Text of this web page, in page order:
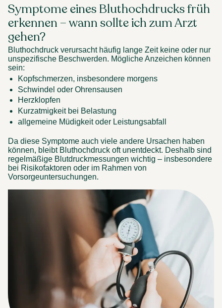
Symptome eines Bluthochdrucks früh
erkennen – wann sollte ich zum Arzt
gehen?
Bluthochdruck verursacht häufig lange Zeit keine oder nur
unspezifische Beschwerden. Mögliche Anzeichen können
sein:
Kopfschmerzen, insbesondere morgens
Schwindel oder Ohrensausen
Herzklopfen
Kurzatmigkeit bei Belastung
allgemeine Müdigkeit oder Leistungsabfall
Da diese Symptome auch viele andere Ursachen haben
können, bleibt Bluthochdruck oft unentdeckt. Deshalb sind
regelmäßige Blutdruckmessungen wichtig – insbesondere
bei Risikofaktoren oder im Rahmen von
Vorsorgeuntersuchungen.